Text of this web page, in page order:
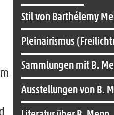
Stil von Barthélemy
Pleinairismus
Sammlungen mit B.
Ausstellungen von B.